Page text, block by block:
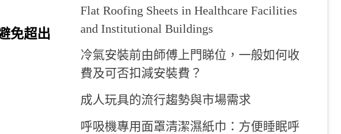
免超出
Flat Roofing Sheets in Healthcare Facilities
and Institutional Buildings
冷氣安裝前由師傅上門睇位，一般如何收
費及可否扣減安裝費？
成人玩具的流行趨勢與市場需求
呼吸機專用面罩清潔濕紙巾：方便睡眠呼